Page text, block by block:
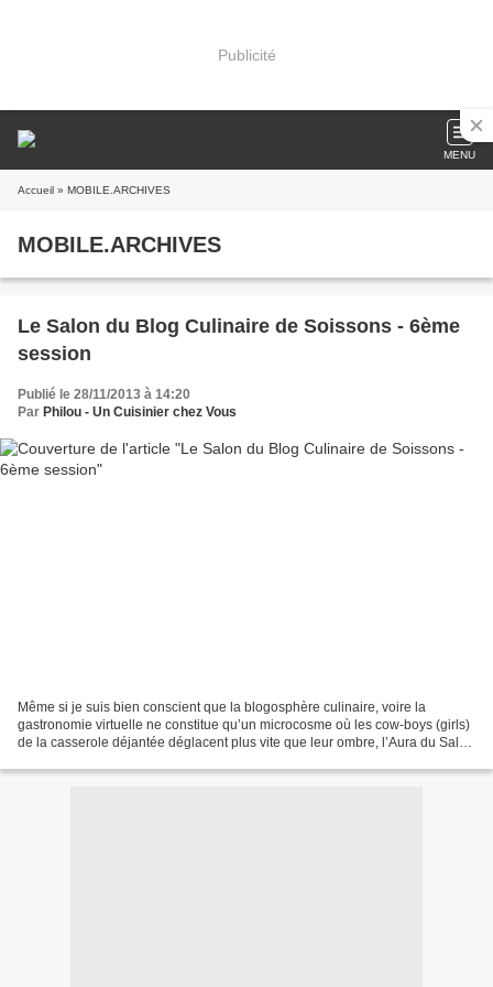
Publicité
MENU
Accueil » MOBILE.ARCHIVES
MOBILE.ARCHIVES
Le Salon du Blog Culinaire de Soissons - 6ème
session
Publié le 28/11/2013 à 14:20
Par Philou - Un Cuisinier chez Vous
Même si je suis bien conscient que la blogosphère culinaire, voire la
gastronomie virtuelle ne constitue qu’un microcosme où les cow-boys (girls)
de la casserole déjantée déglacent plus vite que leur ombre, l’Aura du Salon